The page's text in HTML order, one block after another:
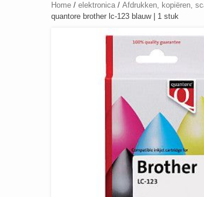
Home / elektronica / Afdrukken, kopiëren,
quantore brother lc-123 blauw | 1 stuk